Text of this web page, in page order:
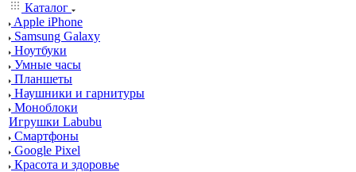
Каталог
Apple iPhone
Samsung Galaxy
Ноутбуки
Умные часы
Планшеты
Наушники и гарнитуры
Моноблоки
Игрушки Labubu
Смартфоны
Google Pixel
Красота и здоровье